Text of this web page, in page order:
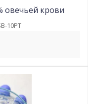
овечьей крови
10PT